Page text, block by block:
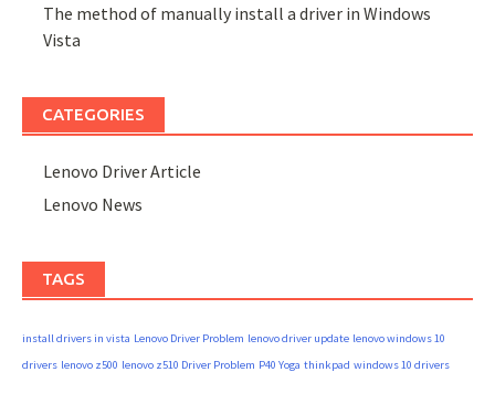
The method of manually install a driver in Windows
Vista
CATEGORIES
Lenovo Driver Article
Lenovo News
TAGS
install drivers in vista Lenovo Driver Problem lenovo driver update lenovo windows 10
drivers lenovo z500 lenovo z510 Driver Problem P40 Yoga thinkpad windows 10 drivers